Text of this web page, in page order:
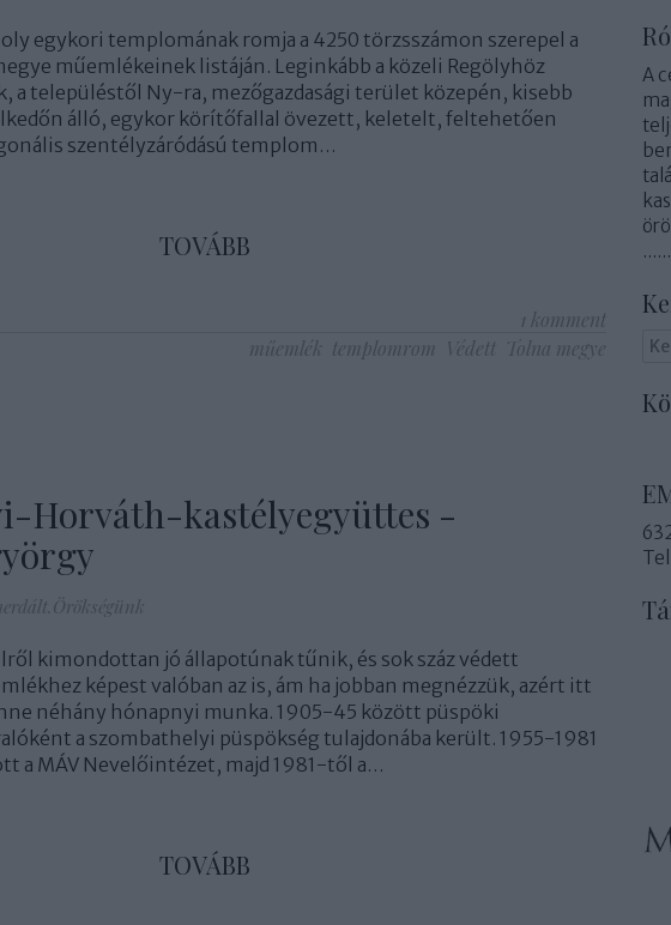
egykori templomának romja a 4250 törzsszámon szerepel a
műemlékeinek listáján. Leginkább a közeli Regölyhöz
a településtől Ny-ra, mezőgazdasági terület közepén, kisebb
álló, egykor körítőfallal övezett, keletelt, feltehetően
szentélyzáródású templom…
TOVÁBB
1 komment
műemlék
templomrom Védett Tolna megye
Horváth-kastélyegyüttes -
kimondottan jó állapotúnak tűnik, és sok száz védett
képest valóban az is, ám ha jobban megnézzük, azért itt
néhány hónapnyi munka. 1905-45 között püspöki
a szombathelyi püspökség tulajdonába került. 1955-1981
a MÁV Nevelőintézet, majd 1981-től a…
TOVÁBB
A